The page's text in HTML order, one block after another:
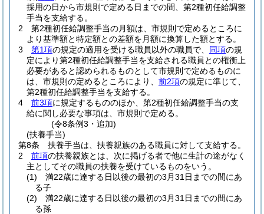
採用の日から市規則で定める日までの間、第2種初任給調整
手当を支給する。
2
第2種初任給調整手当の月額は、市規則で定めるところに
より基準額と特定額との差額を月額に換算した額とする。
3
第1項の規定の適用を受ける職員以外の職員で、 同項の規
定により第2種初任給調整手当を支給される職員との権衡上
必要があると認められるものとして市規則で定めるものに
は、市規則の定めるところにより、 前2項の規定に準じて、
第2種初任給調整手当を支給する。
4
前3項に規定するもののほか、第2種初任給調整手当の支
給に関し必要な事項は、市規則で定める。
(令8条例3・追加)
(扶養手当)
第8条
扶養手当は、扶養親族のある職員に対して支給する。
2
前項の扶養親族とは、次に掲げる者で他に生計の途がなく
主としてその職員の扶養を受けているものをいう。
(1)
満22歳に達する日以後の最初の3月31日までの間にあ
る子
(2)
満22歳に達する日以後の最初の3月31日までの間にあ
る孫